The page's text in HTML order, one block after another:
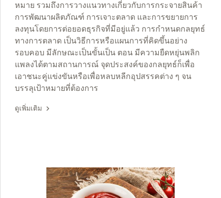
หมาย รวมถึงการวางแนวทางเกี่ยวกับการกระจายสินค้า
การพัฒนาผลิตภัณฑ์ การเจาะตลาด และการขยายการ
ลงทุนโดยการต่อยอดธุรกิจที่มีอยู่แล้ว การกำหนดกลยุทธ์
ทางการตลาด เป็นวิธีการหรือแผนการที่คิดขึ้นอย่าง
รอบคอบ มีลักษณะเป็นขั้นเป็น ตอน มีความยืดหยุ่นพลิก
แพลงได้ตามสถานการณ์ จุดประสงค์ของกลยุทธ์ก็เพื่อ
เอาชนะคู่แข่งขันหรือเพื่อหลบหลีกอุปสรรคต่าง ๆ จน
บรรลุเป้าหมายที่ต้องการ
ดูเพิ่มเติม